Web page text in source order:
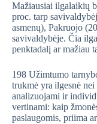
Mažiausiai ilgalaikių
proc. tarp
asmenų), Pakruojo
savivaldybėje. Čia
penktadalį ar mažiau
198 Užimtumo
trukmė yra ilgesnė
analizuojami ir
vertinami: kaip
paslaugomis, priima